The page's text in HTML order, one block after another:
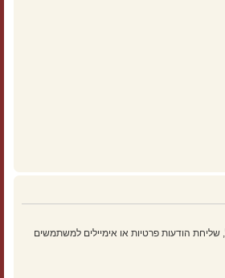
הודעות פרטיות או אימיילים למשתמשים